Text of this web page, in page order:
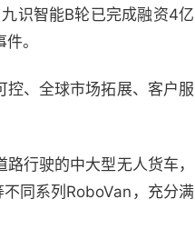
识智能B轮已完成融资4亿
。
、全球市场拓展、客户服
行驶的中大型无人货车，
同系列RoboVan，充分满